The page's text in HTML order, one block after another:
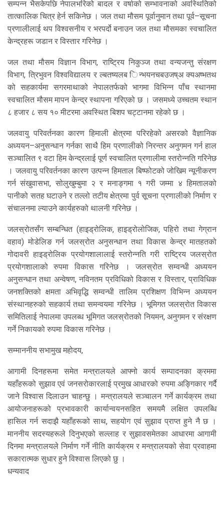
सम्पन्न भैसकेपछि नेपालभरिको बादल र वर्षाको सम्भावनाको अवस्थितिको
तात्कालिक चित्र हेर्न सकिनेछ । जल तथा मौसम पूर्वानुमान तथा पूर्व–सूचना
प्रणालीलाई थप विश्वसनीय र भरपर्दो बनाउन जल तथा मौसमका स्वचालित
केन्द्रहरू जडान र विस्तार गरिनेछ ।
जल तथा मौसम विज्ञान विभाग, राष्ट्रिय निकुञ्ज तथा वन्यजन्तु संरक्षण
विभाग, त्रिभुवन विश्वविद्यालय र ल्बतष्यलब िन्भयनचबउजष्अ क्यअष्भतथ
को सहकार्यमा सगरमाथाको नेपालतर्फको भागमा विभिन्न पाँच स्थानमा
स्वचालित मौसम मापन केन्द्र स्थापना गरिएको छ । जसमध्ये उच्चतम स्थान
८ हजार ८ सय १० मीटरमा अवस्थित बिशप चट्टानमा रहेको छ ।
जलवायु परिवर्तनका कारण हिमाली क्षेत्रमा परिरहेको असरको वैज्ञानिक
अध्ययन–अनुसन्धान गर्नका साथै हिम प्रणालीको निरन्तर अनुगमन गर्न हाल
सञ्चालित ९ वटा हिम केन्द्रलाई पूर्ण स्वचालित प्रणालीमा स्तरोन्नति गरिनेछ
। जलवायु परिवर्तनका कारण उत्पन्न हिमताल बिष्फोटको जोखिम न्यूनीकरण
गर्न संखुवासभा, सोलुखुम्बुमा २ र मनाङ्गमा १ गरी जम्मा ४ हिमतालको
पानीको सतह घटाउने र तल्लो तटीय क्षेत्रमा पुर्व सूचना प्रणालीको निर्माण र
संचालनमा ल्याउने कार्यहरुको थालनी गरिनेछ ।
जलस्रोतसँग सम्बन्धित (हाइड्रोलिक, हाइड्रोलोजिक, पहिरो तथा गेग्रान
वहाव) मोडेलिङ गर्न जलस्रोत अनुसन्धान तथा विकास केन्द्र मातहतको
गोदावरी हाइड्रोलिक प्रयोगशालालाई स्तरोन्नति गरी राष्ट्रिय जलस्रोत
प्रयोगशालाको रुपमा विकास गरिनेछ । जलस्रोत सम्वन्धी अध्ययन
अनुसन्धान तथा अन्वेषण, नविनतम प्रविधिको विकास र विस्तार, प्राविधिक
जनशक्तिको क्षमता अभिवृद्धि सम्वन्धी तालिम प्रशिक्षण विभिन्न अध्ययन
संस्थानहरुको सहकार्य तथा समन्वयमा गरिनेछ । भूमिगत जलस्रोत विकास
समितिलाई नेपालमा उपलब्ध भूमिगत जलस्रोतको नियमन, अनुगमन र संरक्षण
गर्ने निकायको रुपमा विकास गरिनेछ ।
सम्माननीय सभामुख महोदय,
आगामी दिनहरूमा समेत मन्त्रालयले आफ्नो कार्य सम्पादनका क्रममा
यहाँहरूको सुझाव एवं जनसरोकारलाई प्रमुख आधारको रुपमा अङ्गिकार गर्दै
जाने विश्वास दिलाउन चाहन्छु । मन्त्रालयले सञ्चालन गर्ने कार्यक्रम तथा
आयोजनाहरूको प्रभावकारी कार्यान्वयनसहित समयमै लक्षित उपलब्धि
हासिल गर्न सदाझै यहाँहरूको साथ, सहयोग एवं सुझाव प्राप्त हुने नै छ ।
माननीय सदस्यहरूले दिनुभएको सल्लाह र सुझावसमेतका आधारमा आगामी
दिनमा मन्त्रालयले निर्माण गर्ने नीति कार्यक्रम र मन्त्रालयको सेवा प्रवाहमा
सकारात्मक सुधार हुने विश्वास लिएको छु ।
धन्यवाद